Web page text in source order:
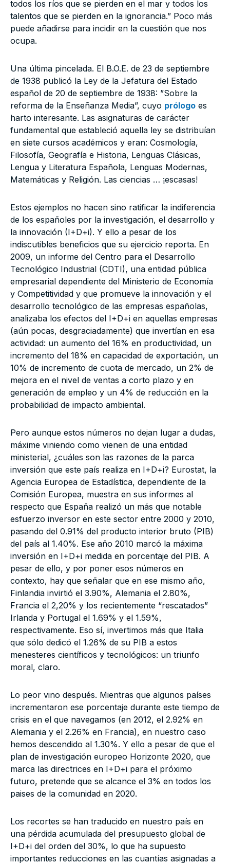
todos los ríos que se pierden en el mar y todos los
talentos que se pierden en la ignorancia.” Poco más
puede añadirse para incidir en la cuestión que nos
ocupa.
Una última pincelada. El B.O.E. de 23 de septiembre
de 1938 publicó la Ley de la Jefatura del Estado
español de 20 de septiembre de 1938: ”Sobre la
reforma de la Enseñanza Media”, cuyo prólogo es
harto interesante. Las asignaturas de carácter
fundamental que estableció aquella ley se distribuían
en siete cursos académicos y eran: Cosmología,
Filosofía, Geografía e Historia, Lenguas Clásicas,
Lengua y Literatura Española, Lenguas Modernas,
Matemáticas y Religión. Las ciencias … ¡escasas!
Estos ejemplos no hacen sino ratificar la indiferencia
de los españoles por la investigación, el desarrollo y
la innovación (I+D+i). Y ello a pesar de los
indiscutibles beneficios que su ejercicio reporta. En
2009, un informe del Centro para el Desarrollo
Tecnológico Industrial (CDTI), una entidad pública
empresarial dependiente del Ministerio de Economía
y Competitividad y que promueve la innovación y el
desarrollo tecnológico de las empresas españolas,
analizaba los efectos del I+D+i en aquellas empresas
(aún pocas, desgraciadamente) que invertían en esa
actividad: un aumento del 16% en productividad, un
incremento del 18% en capacidad de exportación, un
10% de incremento de cuota de mercado, un 2% de
mejora en el nivel de ventas a corto plazo y en
generación de empleo y un 4% de reducción en la
probabilidad de impacto ambiental.
Pero aunque estos números no dejan lugar a dudas,
máxime viniendo como vienen de una entidad
ministerial, ¿cuáles son las razones de la parca
inversión que este país realiza en I+D+i? Eurostat, la
Agencia Europea de Estadística, dependiente de la
Comisión Europea, muestra en sus informes al
respecto que España realizó un más que notable
esfuerzo inversor en este sector entre 2000 y 2010,
pasando del 0.91% del producto interior bruto (PIB)
del país al 1.40%. Ese año 2010 marcó la máxima
inversión en I+D+i medida en porcentaje del PIB. A
pesar de ello, y por poner esos números en
contexto, hay que señalar que en ese mismo año,
Finlandia invirtió el 3.90%, Alemania el 2.80%,
Francia el 2,20% y los recientemente “rescatados”
Irlanda y Portugal el 1.69% y el 1.59%,
respectivamente. Eso sí, invertimos más que Italia
que sólo dedicó el 1.26% de su PIB a estos
menesteres científicos y tecnológicos: un triunfo
moral, claro.
Lo peor vino después. Mientras que algunos países
incrementaron ese porcentaje durante este tiempo de
crisis en el que navegamos (en 2012, el 2.92% en
Alemania y el 2.26% en Francia), en nuestro caso
hemos descendido al 1.30%. Y ello a pesar de que el
plan de investigación europeo Horizonte 2020, que
marca las directrices en I+D+i para el próximo
futuro, pretende que se alcance el 3% en todos los
paises de la comunidad en 2020.
Los recortes se han traducido en nuestro país en
una pérdida acumulada del presupuesto global de
I+D+i del orden del 30%, lo que ha supuesto
importantes reducciones en las cuantías asignadas a